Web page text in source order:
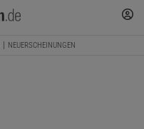
NEUERSCHEINUNGEN